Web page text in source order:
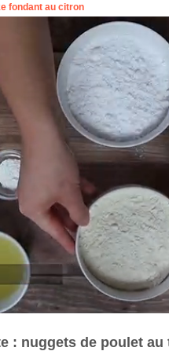
: nuggets de poulet au